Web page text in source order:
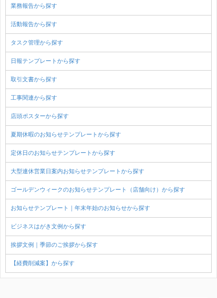
業務報告から探す
活動報告から探す
タスク管理から探す
日報テンプレートから探す
取引文書から探す
工事関連から探す
店頭ポスターから探す
夏期休暇のお知らせテンプレートから探す
定休日のお知らせテンプレートから探す
大型連休営業日案内お知らせテンプレートから探す
ゴールデンウィークのお知らせテンプレート（店舗向け）から探す
お知らせテンプレート｜年末年始のお知らせから探す
ビジネスはがき文例から探す
挨拶文例｜季節のご挨拶から探す
【経費削減案】から探す